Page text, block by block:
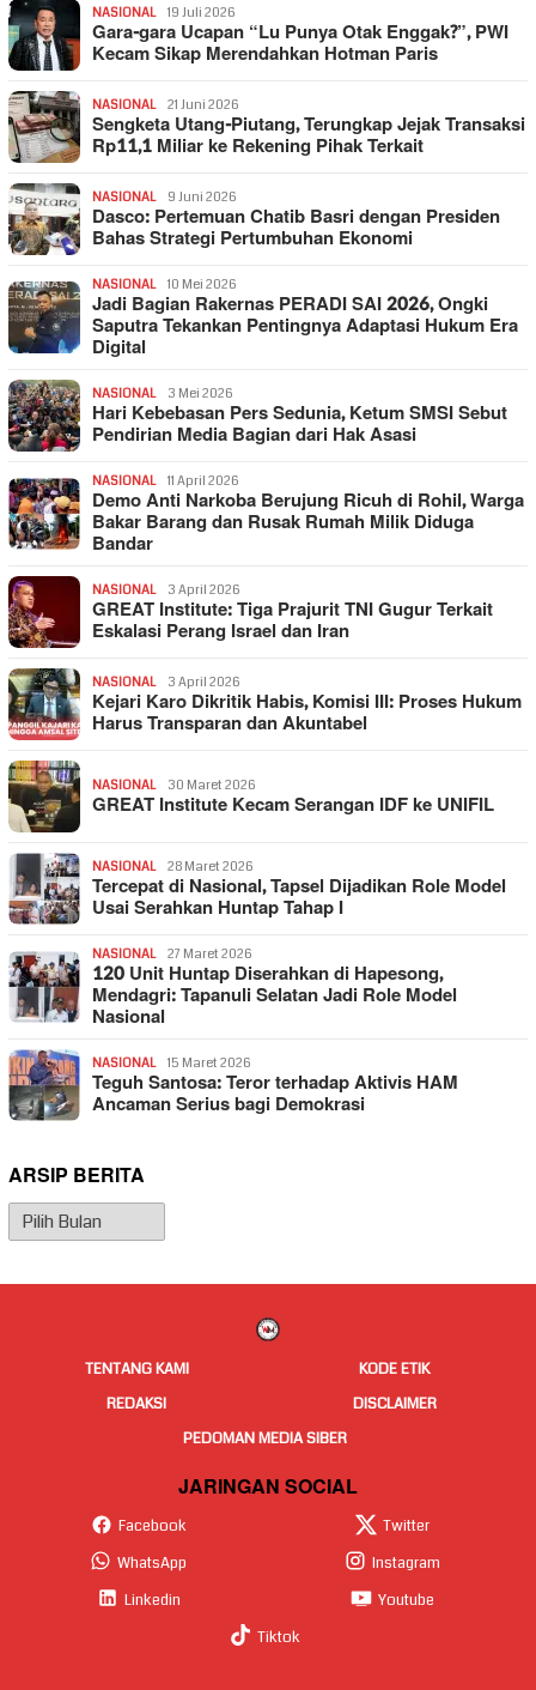
NASIONAL 19 Juli 2026
Gara-gara Ucapan “Lu Punya Otak Enggak?”, PWI
Kecam Sikap Merendahkan Hotman Paris
NASIONAL 21 Juni 2026
Sengketa Utang-Piutang, Terungkap Jejak Transaksi
Rp11,1 Miliar ke Rekening Pihak Terkait
NASIONAL 9 Juni 2026
Dasco: Pertemuan Chatib Basri dengan Presiden
Bahas Strategi Pertumbuhan Ekonomi
NASIONAL 10 Mei 2026
Jadi Bagian Rakernas PERADI SAI 2026, Ongki
Saputra Tekankan Pentingnya Adaptasi Hukum Era
Digital
NASIONAL 3 Mei 2026
Hari Kebebasan Pers Sedunia, Ketum SMSI Sebut
Pendirian Media Bagian dari Hak Asasi
NASIONAL 11 April 2026
Demo Anti Narkoba Berujung Ricuh di Rohil, Warga
Bakar Barang dan Rusak Rumah Milik Diduga
Bandar
NASIONAL 3 April 2026
GREAT Institute: Tiga Prajurit TNI Gugur Terkait
Eskalasi Perang Israel dan Iran
NASIONAL 3 April 2026
Kejari Karo Dikritik Habis, Komisi III: Proses Hukum
Harus Transparan dan Akuntabel
NASIONAL 30 Maret 2026
GREAT Institute Kecam Serangan IDF ke UNIFIL
NASIONAL 28 Maret 2026
Tercepat di Nasional, Tapsel Dijadikan Role Model
Usai Serahkan Huntap Tahap I
NASIONAL 27 Maret 2026
120 Unit Huntap Diserahkan di Hapesong,
Mendagri: Tapanuli Selatan Jadi Role Model
Nasional
NASIONAL 15 Maret 2026
Teguh Santosa: Teror terhadap Aktivis HAM
Ancaman Serius bagi Demokrasi
ARSIP BERITA
Arsip
Berita
TENTANG KAMI
KODE ETIK
REDAKSI
DISCLAIMER
PEDOMAN MEDIA SIBER
JARINGAN SOCIAL
Facebook
Twitter
WhatsApp
Instagram
Linkedin
Youtube
Tiktok